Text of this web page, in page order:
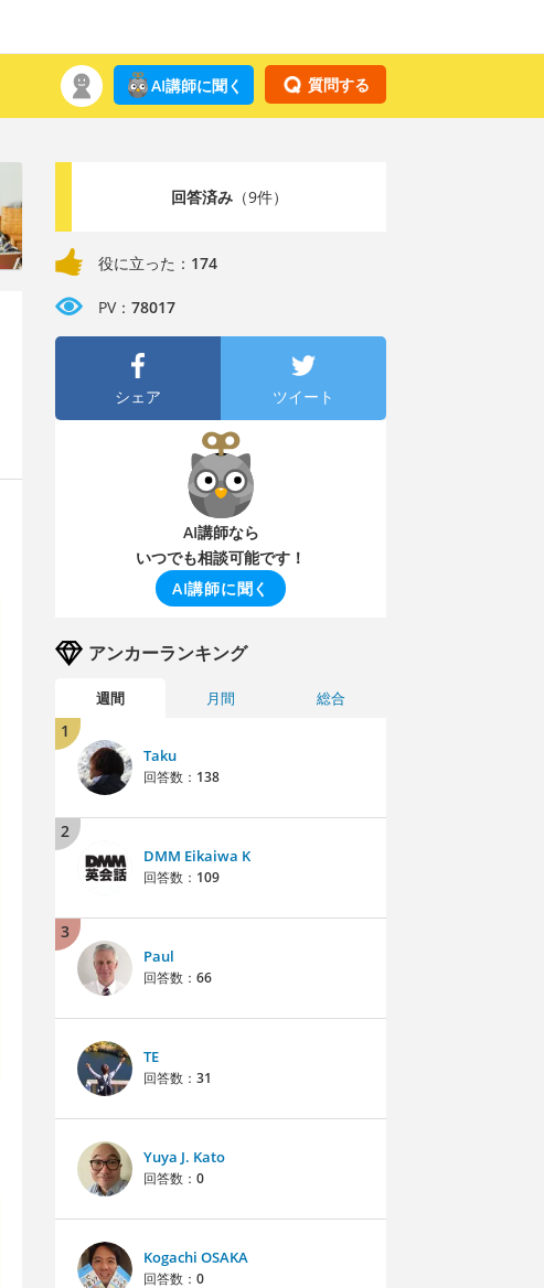
質問する
AI講師に聞く
回答済み（9件）
役に立った： 174
PV： 78017
シェア ツイート
AI講師なら
いつでも相談可能です！
AI講師に聞く
アンカーランキング
週間 月間 総合
1
Taku
回答数： 138
2
DMM Eikaiwa K
回答数： 109
3
Paul
回答数： 66
TE
回答数： 31
Yuya J. Kato
回答数： 0
Kogachi OSAKA
回答数： 0